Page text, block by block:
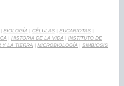
| BIOLOGÍA | CÉLULAS | EUCARIOTAS |
| HISTORIA DE LA VIDA | INSTITUTO DE
Y LA TIERRA | MICROBIOLOGÍA | SIMBIOSIS